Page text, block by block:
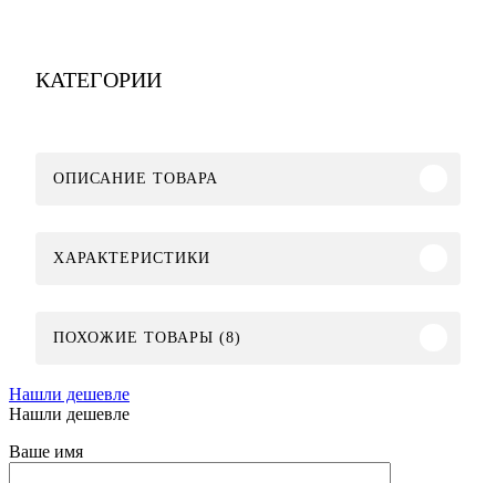
КАТЕГОРИИ
ОПИСАНИЕ ТОВАРА
ХАРАКТЕРИСТИКИ
ПОХОЖИЕ ТОВАРЫ (8)
Нашли дешевле
Нашли дешевле
Ваше имя